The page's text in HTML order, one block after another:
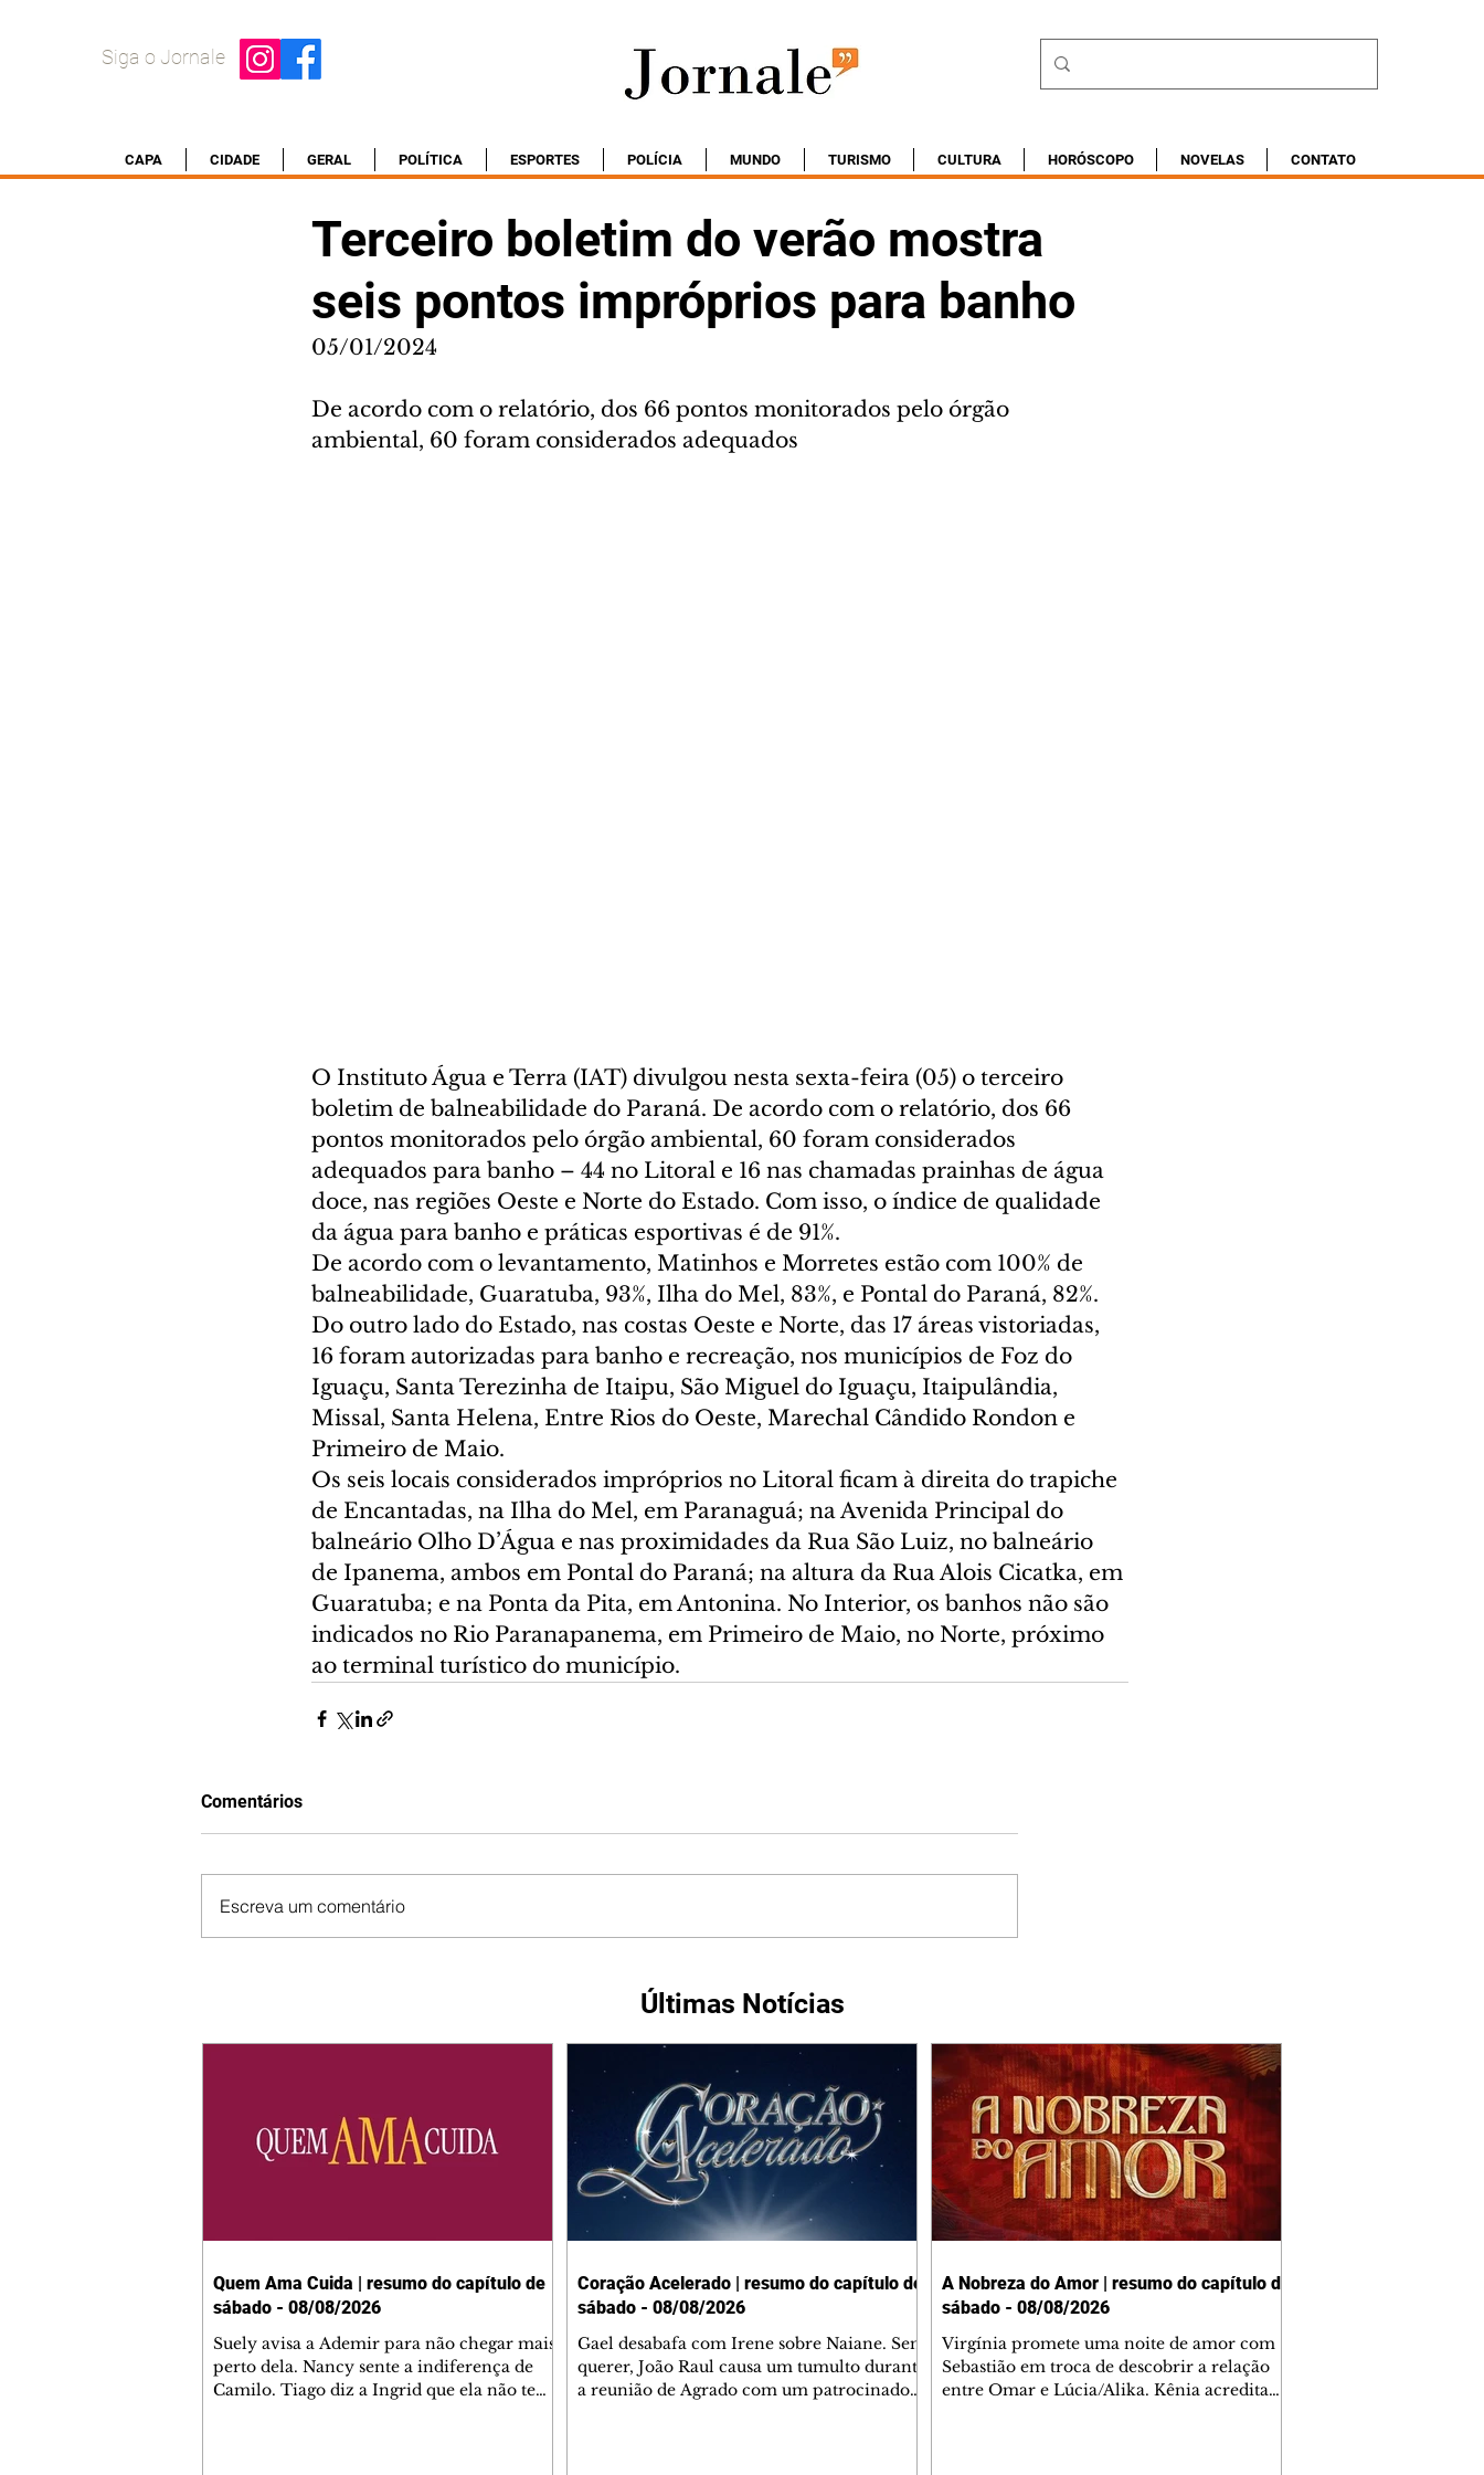
Siga o Jornale
CAPA CIDADE GERAL POLÍTICA ESPORTES POLÍCIA MUNDO TURISMO CULTURA HORÓSCOPO NOVELAS CONTATO
Terceiro boletim do verão mostra
seis pontos impróprios para banho
05/01/2024
De acordo com o relatório, dos 66 pontos monitorados pelo órgão
ambiental, 60 foram considerados adequados
O Instituto Água e Terra (IAT) divulgou nesta sexta-feira (05) o terceiro
boletim de balneabilidade do Paraná. De acordo com o relatório, dos 66
pontos monitorados pelo órgão ambiental, 60 foram considerados
adequados para banho – 44 no Litoral e 16 nas chamadas prainhas de água
doce, nas regiões Oeste e Norte do Estado. Com isso, o índice de qualidade
da água para banho e práticas esportivas é de 91%.
De acordo com o levantamento, Matinhos e Morretes estão com 100% de
balneabilidade, Guaratuba, 93%, Ilha do Mel, 83%, e Pontal do Paraná, 82%.
Do outro lado do Estado, nas costas Oeste e Norte, das 17 áreas vistoriadas,
16 foram autorizadas para banho e recreação, nos municípios de Foz do
Iguaçu, Santa Terezinha de Itaipu, São Miguel do Iguaçu, Itaipulândia,
Missal, Santa Helena, Entre Rios do Oeste, Marechal Cândido Rondon e
Primeiro de Maio.
Os seis locais considerados impróprios no Litoral ficam à direita do trapiche
de Encantadas, na Ilha do Mel, em Paranaguá; na Avenida Principal do
balneário Olho D’Água e nas proximidades da Rua São Luiz, no balneário
de Ipanema, ambos em Pontal do Paraná; na altura da Rua Alois Cicatka, em
Guaratuba; e na Ponta da Pita, em Antonina. No Interior, os banhos não são
indicados no Rio Paranapanema, em Primeiro de Maio, no Norte, próximo
ao terminal turístico do município.
Comentários
Escreva um comentário
Últimas Notícias
Quem Ama Cuida | resumo do capítulo de
sábado - 08/08/2026
Suely avisa a Ademir para não chegar mais
perto dela. Nancy sente a indiferença de
Camilo. Tiago diz a Ingrid que ela não tem
Coração Acelerado | resumo do capítulo de
sábado - 08/08/2026
Gael desabafa com Irene sobre Naiane. Sem
querer, João Raul causa um tumulto durante
a reunião de Agrado com um patrocinador.
A Nobreza do Amor | resumo do capítulo de
sábado - 08/08/2026
Virgínia promete uma noite de amor com
Sebastião em troca de descobrir a relação
entre Omar e Lúcia/Alika. Kênia acredita